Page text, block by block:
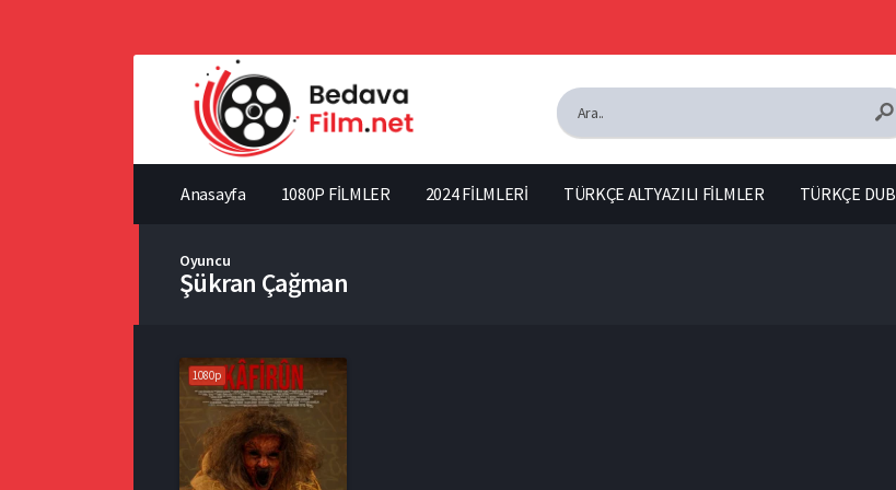
Anasayfa 1080P FİLMLER 2024 FİLMLERİ TÜRKÇE ALTYAZILI FİLMLER TÜRKÇE
Oyuncu
Şükran Çağman
1080p